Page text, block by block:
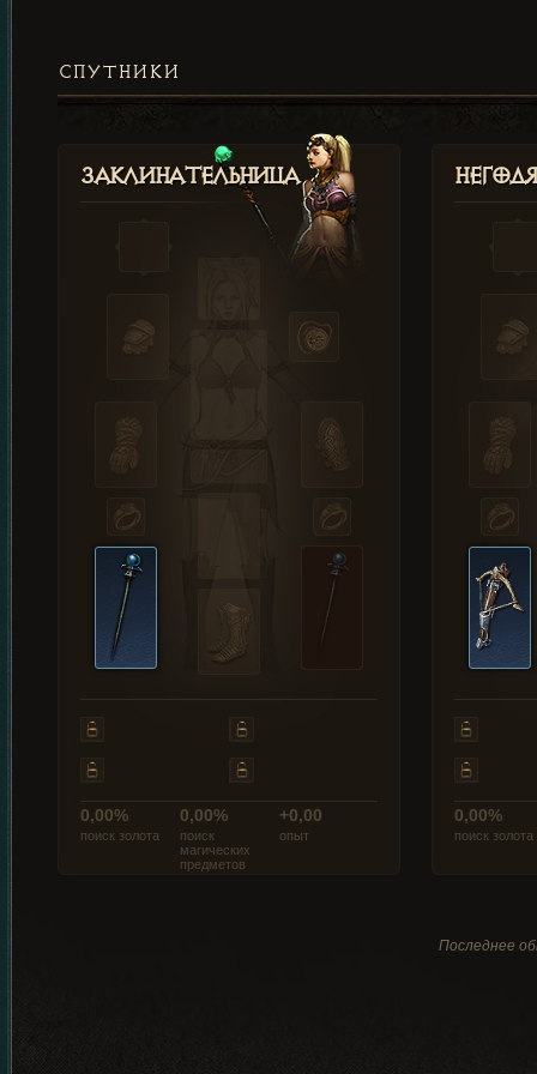
СПУТНИКИ
Заклинательница
0,00%
поиск золота
0,00%
поиск
магических
предметов
+0,00
опыт
0,00%
поиск золота
Последнее